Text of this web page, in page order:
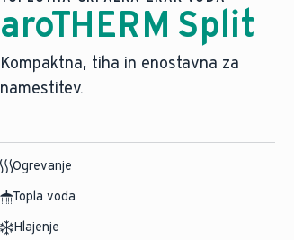
aroTHERM Split
⁠Kompaktna, tiha in enostavna za
namestitev.
Ogrevanje
Topla voda
Hlajenje